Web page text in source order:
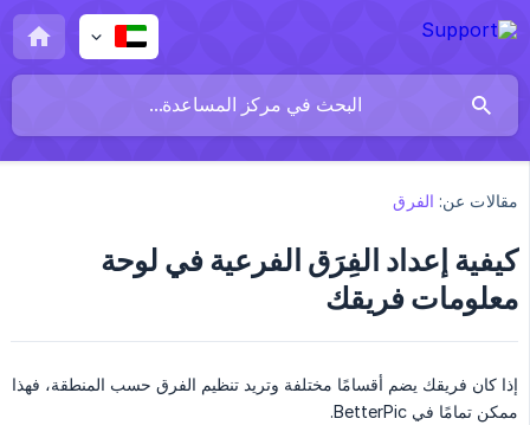
مقالات عن: الفرق
كيفية إعداد الفِرَق الفرعية في لوحة
معلومات فريقك
إذا كان فريقك يضم أقسامًا مختلفة وتريد تنظيم الفرق حسب المنطقة، فهذا
ممكن تمامًا في BetterPic.